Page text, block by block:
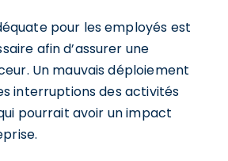
pour les employés est
afin d’assurer une
Un mauvais déploiement
interruptions des activités
pourrait avoir un impact